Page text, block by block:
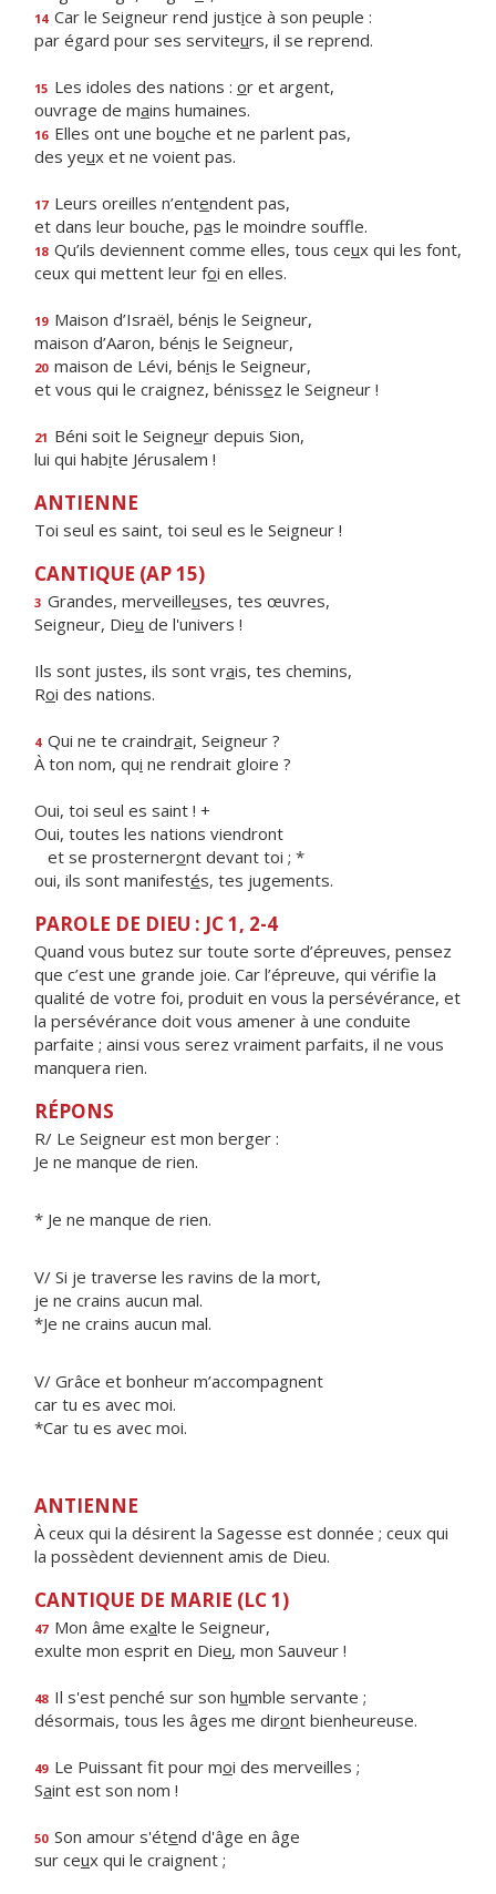
14 Car le Seigneur rend justice à son peuple :
par égard pour ses serviteurs, il se reprend.
15 Les idoles des nations : or et argent,
ouvrage de mains humaines.
16 Elles ont une bouche et ne parlent pas,
des yeux et ne voient pas.
17 Leurs oreilles n’entendent pas,
et dans leur bouche, pas le moindre souffle.
18 Qu’ils deviennent comme elles, tous ceux qui les font,
ceux qui mettent leur foi en elles.
19 Maison d’Israël, bénis le Seigneur,
maison d’Aaron, bénis le Seigneur,
20 maison de Lévi, bénis le Seigneur,
et vous qui le craignez, bénissez le Seigneur !
21 Béni soit le Seigneur depuis Sion,
lui qui habite Jérusalem !
ANTIENNE
Toi seul es saint, toi seul es le Seigneur !
CANTIQUE (AP 15)
3 Grandes, merveilleuses, tes œuvres,
Seigneur, Dieu de l'univers !
Ils sont justes, ils sont vrais, tes chemins,
Roi des nations.
4 Qui ne te craindrait, Seigneur ?
À ton nom, qui ne rendrait gloire ?
Oui, toi seul es saint ! +
Oui, toutes les nations viendront
et se prosterneront devant toi ; *
oui, ils sont manifestés, tes jugements.
PAROLE DE DIEU : JC 1, 2-4
Quand vous butez sur toute sorte d’épreuves, pensez
que c’est une grande joie. Car l’épreuve, qui vérifie la
qualité de votre foi, produit en vous la persévérance, et
la persévérance doit vous amener à une conduite
parfaite ; ainsi vous serez vraiment parfaits, il ne vous
manquera rien.
RÉPONS
R/ Le Seigneur est mon berger :
Je ne manque de rien.
* Je ne manque de rien.
V/ Si je traverse les ravins de la mort,
je ne crains aucun mal.
*Je ne crains aucun mal.
V/ Grâce et bonheur m’accompagnent
car tu es avec moi.
*Car tu es avec moi.
ANTIENNE
À ceux qui la désirent la Sagesse est donnée ; ceux qui
la possèdent deviennent amis de Dieu.
CANTIQUE DE MARIE (LC 1)
47 Mon âme exalte le Seigneur,
exulte mon esprit en Dieu, mon Sauveur !
48 Il s'est penché sur son humble servante ;
désormais, tous les âges me diront bienheureuse.
49 Le Puissant fit pour moi des merveilles ;
Saint est son nom !
50 Son amour s'étend d'âge en âge
sur ceux qui le craignent ;